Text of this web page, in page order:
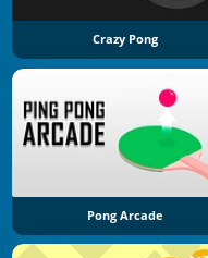
Crazy Pong
Pong Arcade